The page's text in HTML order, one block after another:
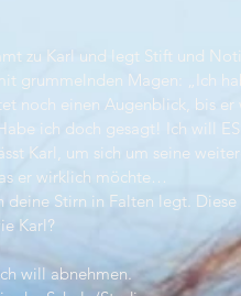
zu Karl und legt Stift und
grummelnden Magen: „Ich
noch einen Augenblick, bis
ich doch gesagt! Ich will
Karl, um sich um seine
er wirklich möchte…
deine Stirn in Falten legt.
Karl?
will abnehmen.